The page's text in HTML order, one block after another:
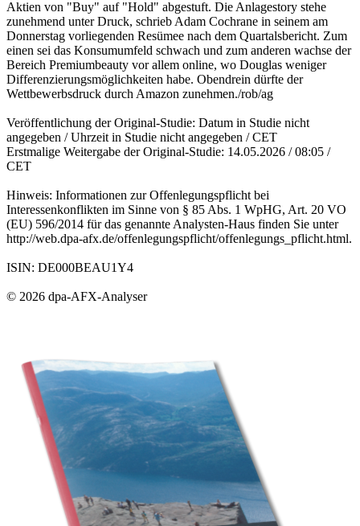
Aktien von "Buy" auf "Hold" abgestuft. Die Anlagestory stehe
zunehmend unter Druck, schrieb Adam Cochrane in seinem am
Donnerstag vorliegenden Resümee nach dem Quartalsbericht. Zum
einen sei das Konsumumfeld schwach und zum anderen wachse der
Bereich Premiumbeauty vor allem online, wo Douglas weniger
Differenzierungsmöglichkeiten habe. Obendrein dürfte der
Wettbewerbsdruck durch Amazon zunehmen./rob/ag
Veröffentlichung der Original-Studie: Datum in Studie nicht
angegeben / Uhrzeit in Studie nicht angegeben / CET
Erstmalige Weitergabe der Original-Studie: 14.05.2026 / 08:05 /
CET
Hinweis: Informationen zur Offenlegungspflicht bei
Interessenkonflikten im Sinne von § 85 Abs. 1 WpHG, Art. 20 VO
(EU) 596/2014 für das genannte Analysten-Haus finden Sie unter
http://web.dpa-afx.de/offenlegungspflicht/offenlegungs_pflicht.html.
ISIN: DE000BEAU1Y4
© 2026 dpa-AFX-Analyser